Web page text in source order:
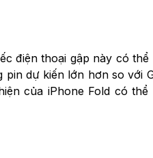
điện thoại gập này có thể
dự kiến lớn hơn so với
của iPhone Fold có thể